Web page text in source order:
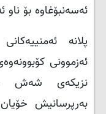
ئەسەنبۆغاوە بۆ ناو
پلانە
ئەزموونی
نزیکەی شەش
بەرپرسانیش خۆیان